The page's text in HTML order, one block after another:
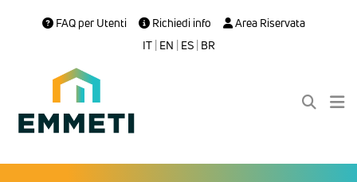
FAQ per Utenti Richiedi info
Area Riservata
IT| EN | ES| BR